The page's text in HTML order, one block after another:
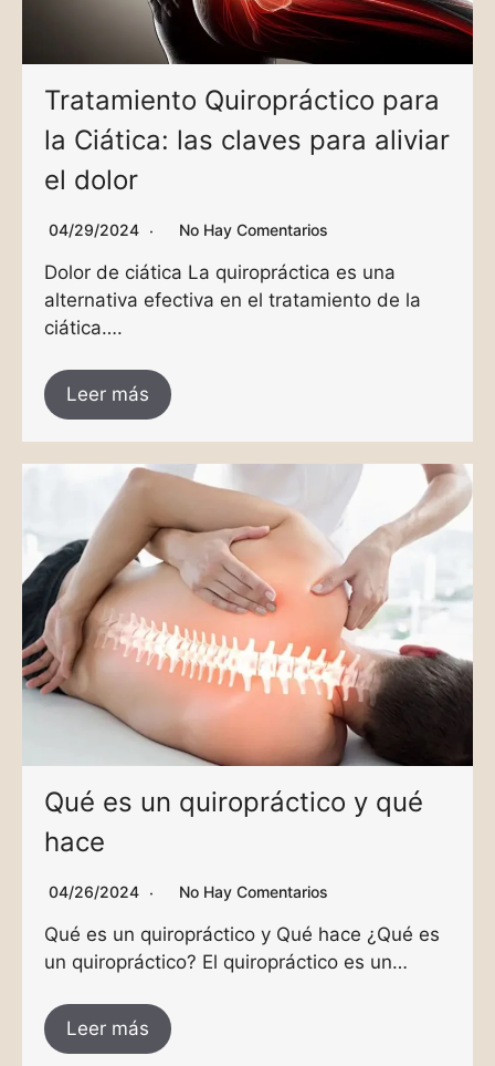
Tratamiento Quiropráctico para
la Ciática: las claves para aliviar
el dolor
04/29/2024 No Hay Comentarios
Dolor de ciática La quiropráctica es una
alternativa efectiva en el tratamiento de la
ciática….
Leer más
Qué es un quiropráctico y qué
hace
04/26/2024 No Hay Comentarios
Qué es un quiropráctico y Qué hace ¿Qué es
un quiropráctico? El quiropráctico es un…
Leer más